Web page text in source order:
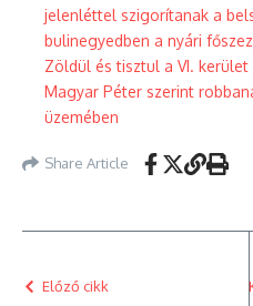
jelenléttel szigorítanak a
bulinegyedben a nyári
Zöldül és tisztul a VI. kerület
Magyar Péter szerint
üzemében
Share Article
Előző cikk